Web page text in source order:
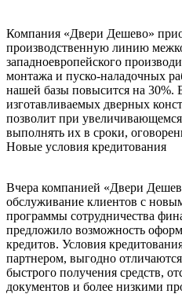
Компания «Двери Дешево»
производственную линию
западноевропейского
монтажа и пуско-наладочных
нашей базы повысится на 30%.
изготавливаемых дверных
позволит при увеличивающемся
выполнять их в сроки,
Новые условия кредитования
Вчера компанией «Двери
обслуживание клиентов с
программы сотрудничества
предложило возможность
кредитов. Условия
партнером, выгодно
быстрого получения средств,
документов и более низкими